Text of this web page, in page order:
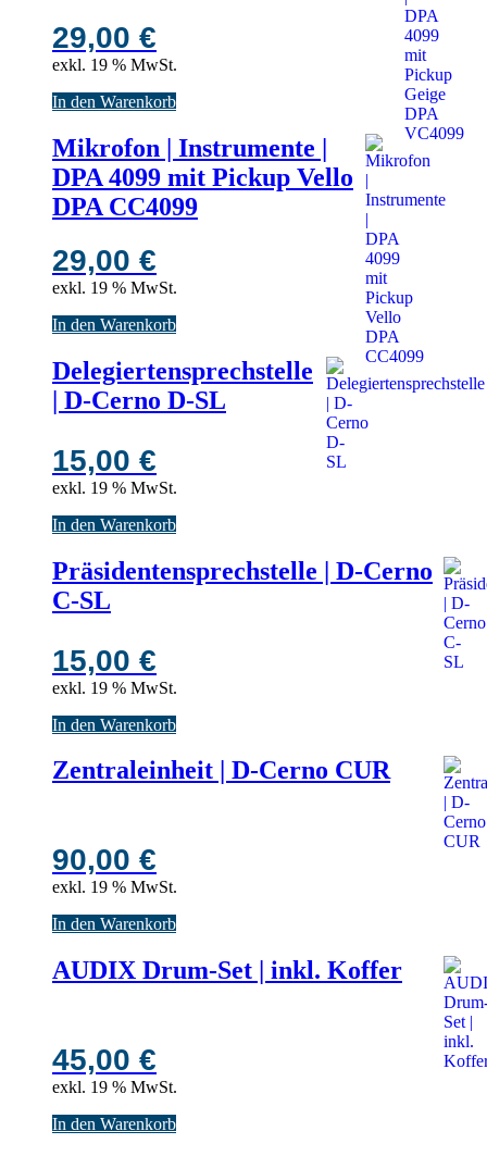
29,00 €
exkl. 19 % MwSt.
In den Warenkorb
Mikrofon | Instrumente |
DPA 4099 mit Pickup Vello
DPA CC4099
29,00 €
exkl. 19 % MwSt.
In den Warenkorb
Delegiertensprechstelle
| D-Cerno D-SL
15,00 €
exkl. 19 % MwSt.
In den Warenkorb
Präsidentensprechstelle | D-Cerno
C-SL
15,00 €
exkl. 19 % MwSt.
In den Warenkorb
Zentraleinheit | D-Cerno CUR
90,00 €
exkl. 19 % MwSt.
In den Warenkorb
AUDIX Drum-Set | inkl. Koffer
45,00 €
exkl. 19 % MwSt.
In den Warenkorb